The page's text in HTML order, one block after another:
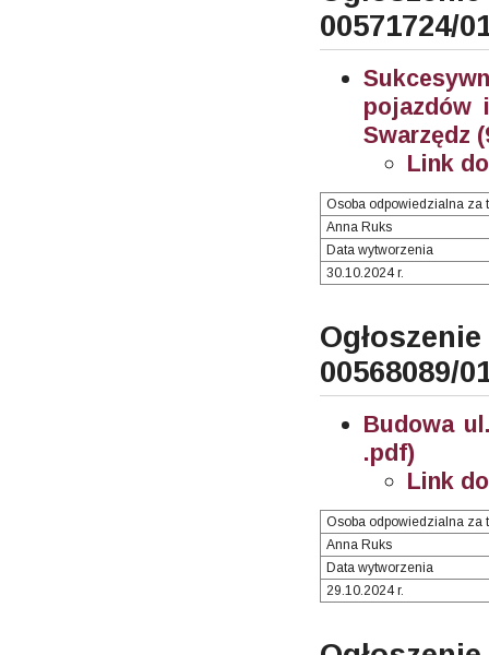
00571724/
pojazdów
Swarzędz
Link
Osoba odpowiedzialna za
Anna Ruks
Data wytworzenia
30.10.2024 r.
00568089/
Budowa
.pdf)
Link
Osoba odpowiedzialna za
Anna Ruks
Data wytworzenia
29.10.2024 r.